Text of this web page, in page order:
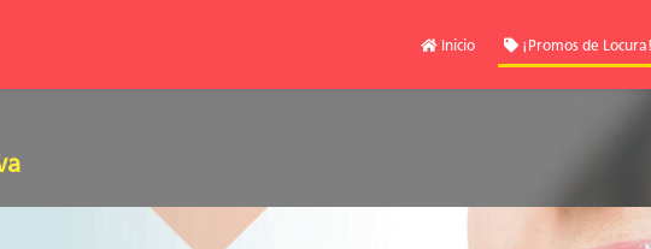
Inicio ¡Promos de Locura!